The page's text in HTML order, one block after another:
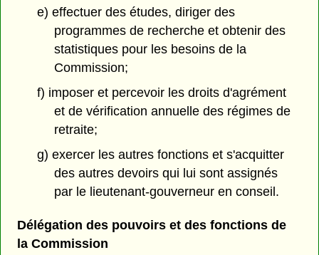
e) effectuer des études, diriger des
programmes de recherche et obtenir des
statistiques pour les besoins de la
Commission;
f) imposer et percevoir les droits d'agrément
et de vérification annuelle des régimes de
retraite;
g) exercer les autres fonctions et s'acquitter
des autres devoirs qui lui sont assignés
par le lieutenant-gouverneur en conseil.
Délégation des pouvoirs et des fonctions de
la Commission